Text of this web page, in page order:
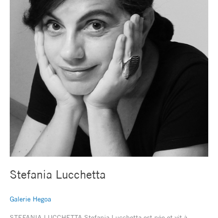
Stefania Lucchetta
Galerie Hegoa